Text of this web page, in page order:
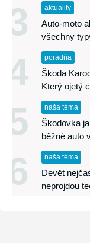
3 aktuality
Auto-moto
všechny
4 poradňa
Škoda
Který ojetý
5 naša téma
Škodovka
běžné auto
6 naša téma
Devět
neprojdou